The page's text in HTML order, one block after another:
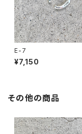
E-7
¥7,150
その他の商品